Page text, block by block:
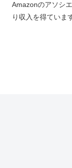
Amazonのアソシ
り収入を得ていま